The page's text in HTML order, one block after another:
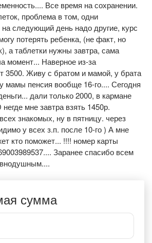
Все время на сохранении.
проблема в том, одни
следующий день надо другие, курс
потерять ребенка, (не факт, но
а таблетки нужны завтра, сама
момент... Наверное из-за
3500. Живу с братом и мамой, у брата
мамы пенсия вообще 16-го.... Сегодня
дали только 2000, в кармане
мне завтра взять 1450р.
знакомых, ну в пятницу. через
у всех з.п. после 10-го ) А мне
кто поможет... !!!! номер карты
Заранее спасибо всем
сумма